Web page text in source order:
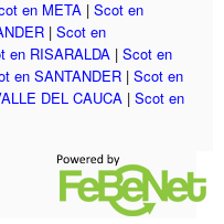
en META | Scot en
| Scot en
en RISARALDA | Scot en
en SANTANDER | Scot en
DEL CAUCA | Scot en